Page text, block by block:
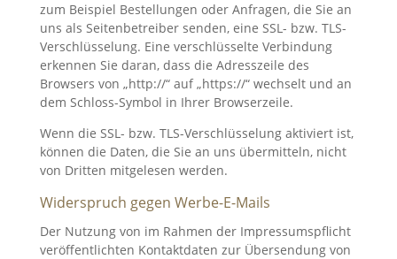
zum Beispiel Bestellungen oder Anfragen, die Sie an
uns als Seitenbetreiber senden, eine SSL- bzw. TLS-
Verschlüsselung. Eine verschlüsselte Verbindung
erkennen Sie daran, dass die Adresszeile des
Browsers von „http://“ auf „https://“ wechselt und an
dem Schloss-Symbol in Ihrer Browserzeile.
Wenn die SSL- bzw. TLS-Verschlüsselung aktiviert ist,
können die Daten, die Sie an uns übermitteln, nicht
von Dritten mitgelesen werden.
Widerspruch gegen Werbe-E-Mails
Der Nutzung von im Rahmen der Impressumspflicht
veröffentlichten Kontaktdaten zur Übersendung von